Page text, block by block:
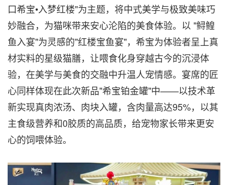
口希宝•入梦红楼"为主题，将中式美学与极致美味巧
妙融合，为猫咪带来安心沦陷的美食体验。以 "鲟鳇
鱼入宴"为灵感的"红楼宝鱼宴"，希宝为体验者呈上真
材实料的星级猫膳，让喂食化身穿越古今的沉浸体
验，在美学与美食的交融中升温人宠情感。宴席的匠
心同样体现在此次新品"希宝铂金罐"中——以技术革
新实现真肉浓汤、肉块入罐，含肉量高达95%，以其
主食级营养和0胶质的高品质，给宠物家长带来更安
心的饲喂体验。